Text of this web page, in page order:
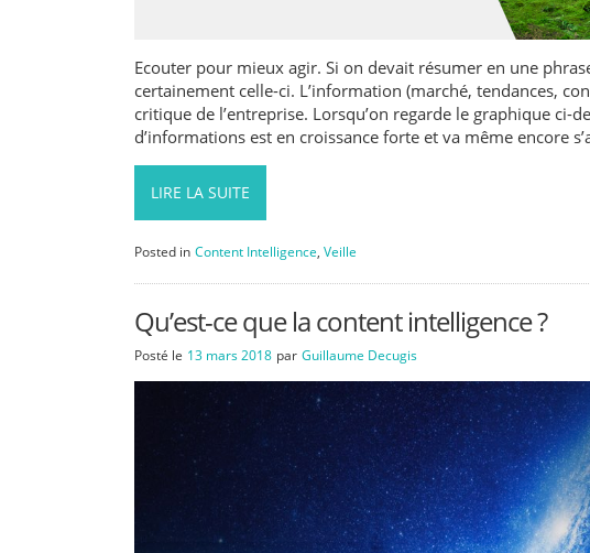
Ecouter pour mieux agir. Si on devait résumer en une
certainement celle-ci. L’information (marché, tendances,
critique de l’entreprise. Lorsqu’on regarde le graphique ci-
d’informations est en croissance forte et va même encore
LIRE LA SUITE
Posted in Content Intelligence, Veille
Qu’est-ce que la content intelligence ?
Posté le 13 mars 2018 par Guillaume Decugis